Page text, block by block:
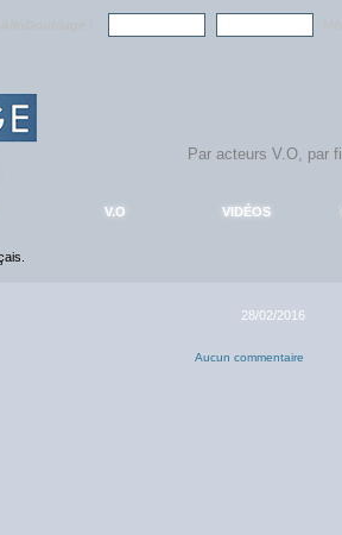
V.O VIDÉOS
28/02/2016
Aucun commentaire